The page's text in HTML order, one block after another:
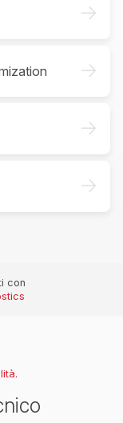
->
->
->
->
con